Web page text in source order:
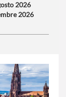
barocchi
ogni
e tradizioni
2026
2026